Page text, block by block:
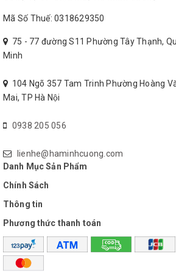
Không để máy bơm hoạt động không có
tiếng ồn.
Mã Số Thuế: 0318629350
75 - 77 đường S11 Phường Tây Thạnh,
Minh
104 Ngõ 357 Tam Trinh Phường Hoàng
Mai, TP Hà Nội
0938 205 056
lienhe@haminhcuong.com
Danh Mục Sản Phẩm
Chính Sách
Thông tin
Phương thức thanh toán